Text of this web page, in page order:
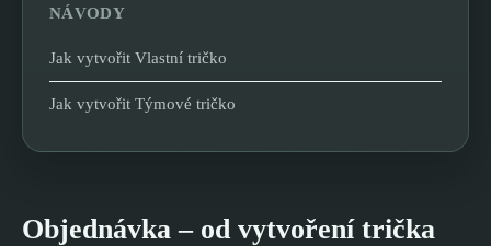
NÁVODY
Jak vytvořit Vlastní tričko
Jak vytvořit Týmové tričko
Objednávka – od vytvoření trička